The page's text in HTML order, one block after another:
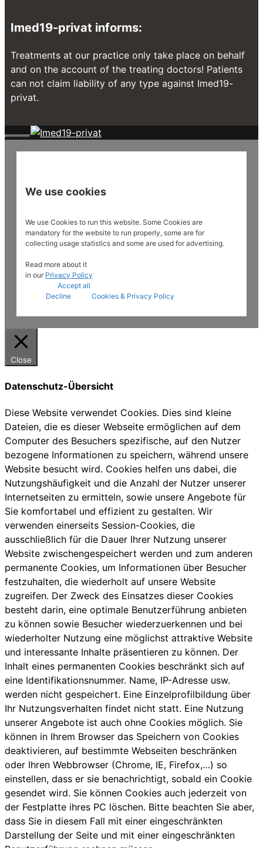
Imed19-privat informs:
Treatments at our practice only take place on behalf
and on the account of the treating doctors! Patients
can not claim liability of any type against Imed19-
privat.
Close
We use cookies
We use Cookies to run this website. Some Cookies are
mandatory for the website to run properly, some are for
collecting usage statistics and some are used for advertising.
Read more about it
in our Privacy Policy
Accept all
Decline
Cookies & Privacy Policy
Close
Datenschutz-Übersicht
Diese Website verwendet Cookies. Dies sind kleine
Dateien, die es dieser Webseite ermöglichen auf dem
Computer des Besuchers spezifische, auf den Nutzer
bezogene Informationen zu speichern, während unsere
Website besucht wird. Cookies helfen uns dabei, die
Nutzungshäufigkeit und die Anzahl der Nutzer unserer
Internetseiten zu ermitteln, sowie unsere Angebote für
Sie komfortabel und effizient zu gestalten. Wir
verwenden einerseits Session-Cookies, die
ausschließlich für die Dauer Ihrer Nutzung unserer
Website zwischengespeichert werden und zum anderen
permanente Cookies, um Informationen über Besucher
festzuhalten, die wiederholt auf unsere Website
zugreifen. Der Zweck des Einsatzes dieser Cookies
besteht darin, eine optimale Benutzerführung anbieten
zu können sowie Besucher wiederzuerkennen und bei
wiederholter Nutzung eine möglichst attraktive Website
und interessante Inhalte präsentieren zu können. Der
Inhalt eines permanenten Cookies beschränkt sich auf
eine Identifikationsnummer. Name, IP-Adresse usw.
werden nicht gespeichert. Eine Einzelprofilbildung über
Ihr Nutzungsverhalten findet nicht statt. Eine Nutzung
unserer Angebote ist auch ohne Cookies möglich. Sie
können in Ihrem Browser das Speichern von Cookies
deaktivieren, auf bestimmte Webseiten beschränken
oder Ihren Webbrowser (Chrome, IE, Firefox,…) so
einstellen, dass er sie benachrichtigt, sobald ein Cookie
gesendet wird. Sie können Cookies auch jederzeit von
der Festplatte ihres PC löschen. Bitte beachten Sie aber,
dass Sie in diesem Fall mit einer eingeschränkten
Darstellung der Seite und mit einer eingeschränkten